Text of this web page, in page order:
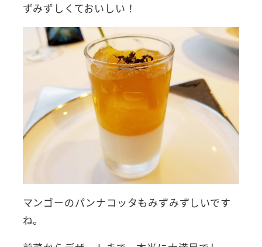
ずみずしくておいしい！
マンゴーのパンナコッタもみずみずしいです
ね。